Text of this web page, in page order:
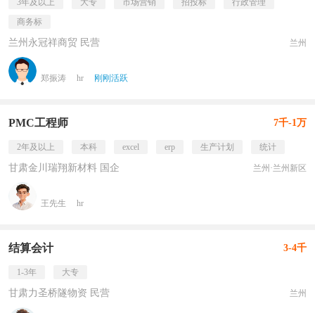
3年及以上 大专 市场营销 招投标
行政管理
商务标
兰州永冠祥商贸 民营 兰州
郑振涛 hr 刚刚活跃
PMC工程师 7千-1万
2年及以上 本科 excel erp 生产计划 统计
甘肃金川瑞翔新材料 国企 兰州·兰州新区
王先生 hr
结算会计 3-4千
1-3年 大专
甘肃力圣桥隧物资 民营 兰州